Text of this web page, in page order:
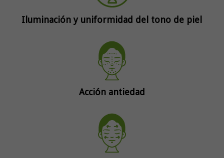
Iluminación y uniformidad del tono de piel
Acción antiedad